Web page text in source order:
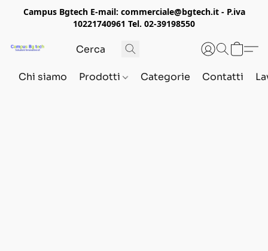
Campus Bgtech E-mail: commerciale@bgtech.it - P.iva
10221740961 Tel. 02-39198550
Chi siamo Prodotti Categorie Contatti